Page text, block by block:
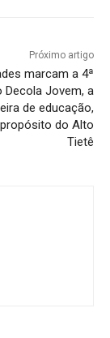
Próximo artigo
marcam a 4ª
Decola Jovem, a
de educação,
do Alto
Tietê